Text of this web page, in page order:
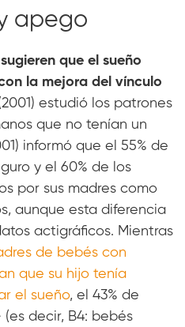
apego
que el sueño
la mejora del vínculo
estudió los patrones
que no tenían un
informó que el 55% de
y el 60% de los
por sus madres como
aunque esta diferencia
actigráficos. Mientras
de bebés con
que su hijo tenía
el sueño, el 43% de
decir, B4: bebés